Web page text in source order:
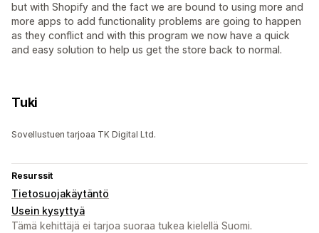
but with Shopify and the fact we are bound to using more and
more apps to add functionality problems are going to happen
as they conflict and with this program we now have a quick
and easy solution to help us get the store back to normal.
Tuki
Sovellustuen tarjoaa TK Digital Ltd.
Resurssit
Tietosuojakäytäntö
Usein kysyttyä
Tämä kehittäjä ei tarjoa suoraa tukea kielellä Suomi.